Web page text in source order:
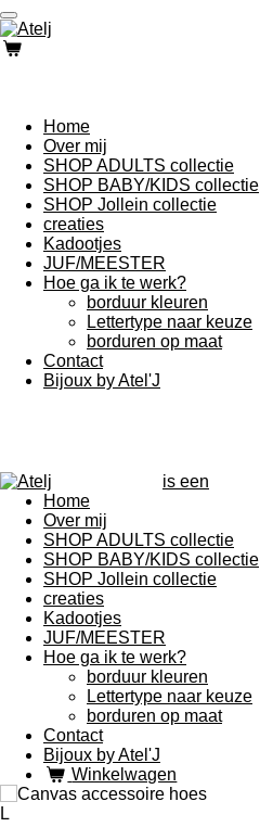
Ga
direct
naar
Home
Over mij
SHOP ADULTS collectie
SHOP BABY/KIDS collectie
SHOP Jollein collectie
creaties
Kadootjes
JUF/MEESTER
Hoe ga ik te werk?
borduur kleuren
Lettertype naar keuze
borduren op maat
Contact
Bijoux by Atel'J
is een
Home
Over mij
SHOP ADULTS collectie
SHOP BABY/KIDS collectie
SHOP Jollein collectie
creaties
Kadootjes
JUF/MEESTER
Hoe ga ik te werk?
borduur kleuren
Lettertype naar keuze
borduren op maat
Contact
Bijoux by Atel'J
Winkelwagen